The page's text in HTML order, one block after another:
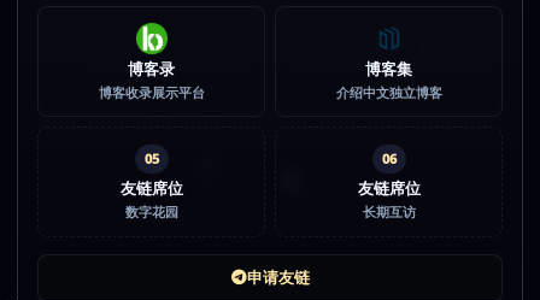
博客录
博客收录展示平台
博客集
介绍中文独立博客
05
友链席位
数字花园
06
友链席位
长期互访
申请友链